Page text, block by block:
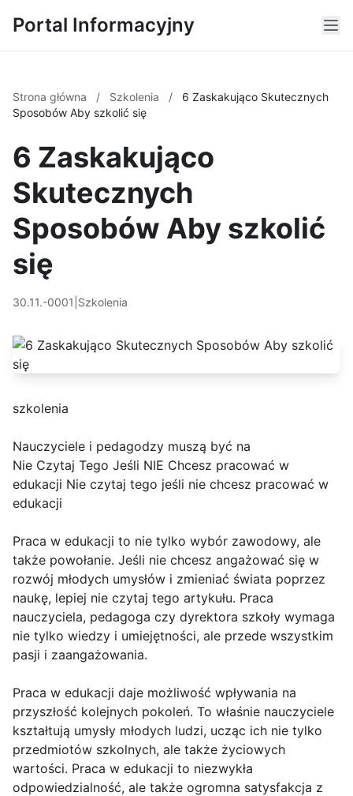
Portal Informacyjny
Strona główna / Szkolenia /
6 Zaskakująco Skutecznych
Sposobów Aby szkolić się
6 Zaskakująco
Skutecznych
Sposobów Aby szkolić
się
30.11.-0001 Szkolenia
szkolenia
Nauczyciele i pedagodzy muszą być na
Nie Czytaj Tego Jeśli NIE Chcesz pracować w
edukacji Nie czytaj tego jeśli nie chcesz pracować w
edukacji
Praca w edukacji to nie tylko wybór zawodowy, ale
także powołanie. Jeśli nie chcesz angażować się w
rozwój młodych umysłów i zmieniać świata poprzez
naukę, lepiej nie czytaj tego artykułu. Praca
nauczyciela, pedagoga czy dyrektora szkoły wymaga
nie tylko wiedzy i umiejętności, ale przede wszystkim
pasji i zaangażowania.
Praca w edukacji daje możliwość wpływania na
przyszłość kolejnych pokoleń. To właśnie nauczyciele
kształtują umysły młodych ludzi, ucząc ich nie tylko
przedmiotów szkolnych, ale także życiowych
wartości. Praca w edukacji to niezwykła
odpowiedzialność, ale także ogromna satysfakcja z